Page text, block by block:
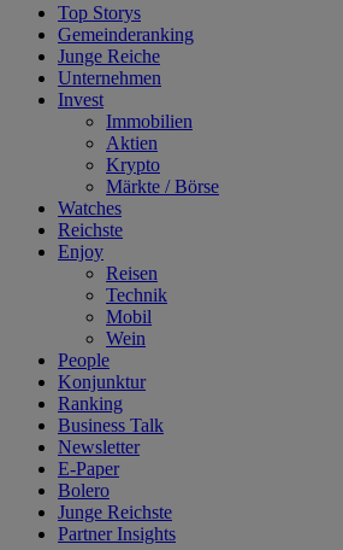
Top Storys
Gemeinderanking
Junge Reiche
Unternehmen
Invest
Immobilien
Aktien
Krypto
Märkte / Börse
Watches
Reichste
Enjoy
Reisen
Technik
Mobil
Wein
People
Konjunktur
Ranking
Business Talk
Newsletter
E-Paper
Bolero
Junge Reichste
Partner Insights